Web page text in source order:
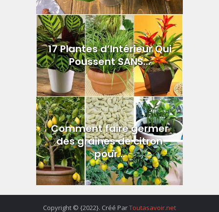
17 Plantes d’Intérieur Qui
Poussent SANS...
Comment faire germer
des graines de citron
pour...
Copyright © {2022}. Créé ParToutasavoir.net